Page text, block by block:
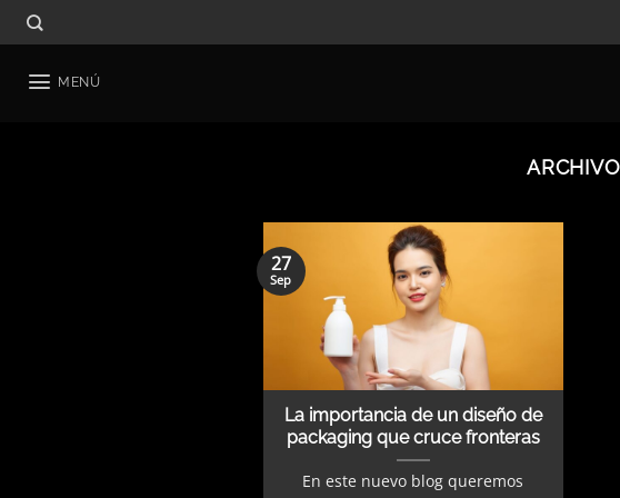
Saltar
al
MENÚ
La importancia de un diseño de
packaging que cruce fronteras
En este nuevo blog queremos
27
Sep